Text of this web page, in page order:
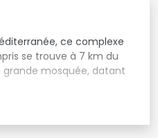
ce complexe
se trouve à 7 km du
mosquée, datant